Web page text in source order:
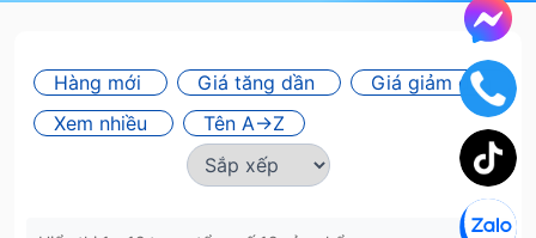
Hàng mới Giá tăng dần
Giá giảm dần
Xem nhiều
Tên A->Z